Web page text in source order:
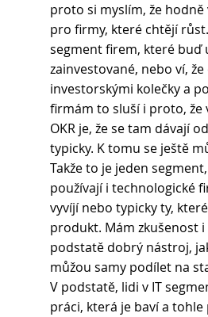
proto si myslím, že
pro firmy, které chtějí
segment firem, které buď
zainvestované, nebo ví,
investorskými kolečky a
firmám to sluší i proto, že
OKR je, že se tam dávají
typicky. K tomu se ještě
Takže to je jeden
používají i technologické
vyvíjí nebo typicky ty,
produkt. Mám zkušenost i
podstatě dobrý nástroj,
můžou samy podílet na
V podstatě, lidi v IT
práci, která je baví a